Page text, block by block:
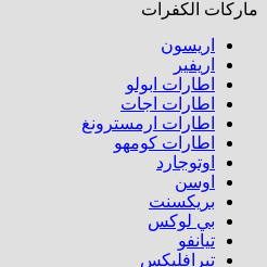
ماركات الكفرات
اريسون
اريفير
اطارات ابولو
اطارات اجات
اطارات ارمسترونغ
اطارات كومهو​
اوتوجارد
اوسن
بريكسنت
بي لوكس
تيانفو
تيرافليكس